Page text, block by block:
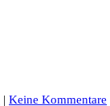
| Keine Kommentare